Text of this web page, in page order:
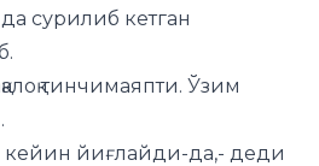
сурилиб кетган
тинчимаяпти. Ўзим
кейин йиғлайди-да,- деди